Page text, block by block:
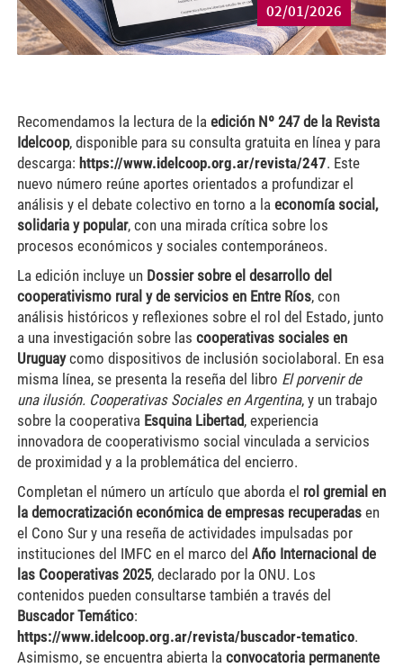
02/01/2026
Recomendamos la lectura de la edición Nº 247 de la Revista
Idelcoop, disponible para su consulta gratuita en línea y para
descarga: https://www.idelcoop.org.ar/revista/247. Este
nuevo número reúne aportes orientados a profundizar el
análisis y el debate colectivo en torno a la economía social,
solidaria y popular, con una mirada crítica sobre los
procesos económicos y sociales contemporáneos.
La edición incluye un Dossier sobre el desarrollo del
cooperativismo rural y de servicios en Entre Ríos, con
análisis históricos y reflexiones sobre el rol del Estado, junto
a una investigación sobre las cooperativas sociales en
Uruguaycomo dispositivos de inclusión sociolaboral. En esa
misma línea, se presenta la reseña del libro El porvenir de
una ilusión. Cooperativas Sociales en Argentina, y un trabajo
sobre la cooperativa Esquina Libertad, experiencia
innovadora de cooperativismo social vinculada a servicios
de proximidad y a la problemática del encierro.
Completan el número un artículo que aborda el rol gremial en
la democratización económica de empresas recuperadasen
el Cono Sur y una reseña de actividades impulsadas por
instituciones del IMFC en el marco del Año Internacional de
las Cooperativas 2025, declarado por la ONU. Los
contenidos pueden consultarse también a través del
Buscador Temático:
https://www.idelcoop.org.ar/revista/buscador-tematico.
Asimismo, se encuentra abierta la convocatoria permanente